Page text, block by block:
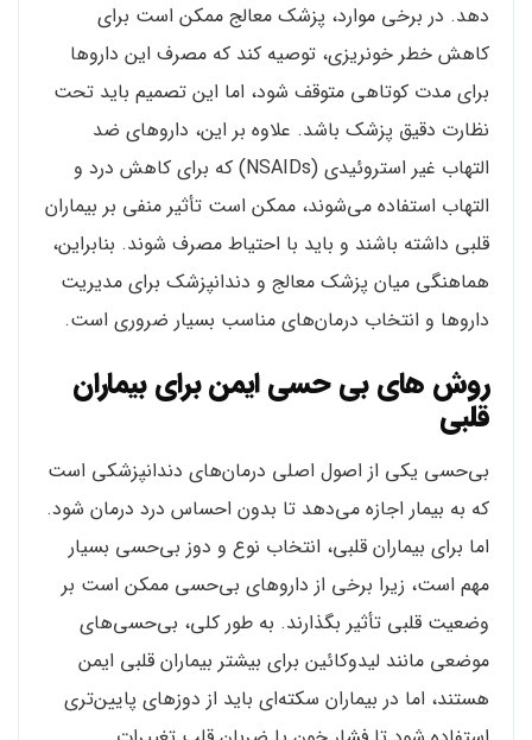
دهد. در برخی موارد، پزشک معالج ممکن است برای
کاهش خطر خونریزی، توصیه کند که مصرف این داروها
برای مدت کوتاهی متوقف شود، اما این تصمیم باید تحت
نظارت دقیق پزشک باشد. علاوه بر این، داروهای ضد
التهاب غیر استروئیدی (NSAIDs) که برای کاهش درد و
التهاب استفاده می‌شوند، ممکن است تأثیر منفی بر بیماران
قلبی داشته باشند و باید با احتیاط مصرف شوند. بنابراین،
هماهنگی میان پزشک معالج و دندانپزشک برای مدیریت
داروها و انتخاب درمان‌های مناسب بسیار ضروری است.
روش‌ های بی‌ حسی ایمن برای بیماران
قلبی
بی‌حسی یکی از اصول اصلی درمان‌های دندانپزشکی است
که به بیمار اجازه می‌دهد تا بدون احساس درد درمان شود.
اما برای بیماران قلبی، انتخاب نوع و دوز بی‌حسی بسیار
مهم است، زیرا برخی از داروهای بی‌حسی ممکن است بر
وضعیت قلبی تأثیر بگذارند. به طور کلی، بی‌حسی‌های
موضعی مانند لیدوکائین برای بیشتر بیماران قلبی ایمن
هستند، اما در بیماران سکته‌ای باید از دوزهای پایین‌تری